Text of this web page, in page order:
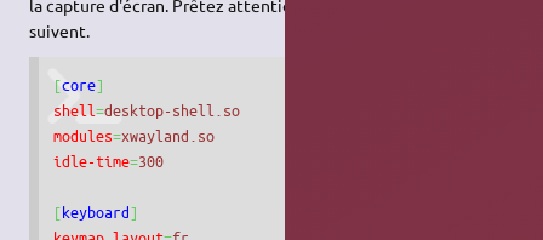
la capture d'écran. Prêtez attention aux commentaires qui
suivent.
[core]
shell=desktop-shell.so
modules=xwayland.so
idle-time=300
[keyboard]